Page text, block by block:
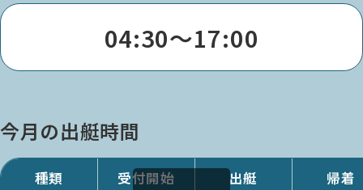
04:30～17:00
今月の出艇時間
種類 受付開始 出艇 帰着